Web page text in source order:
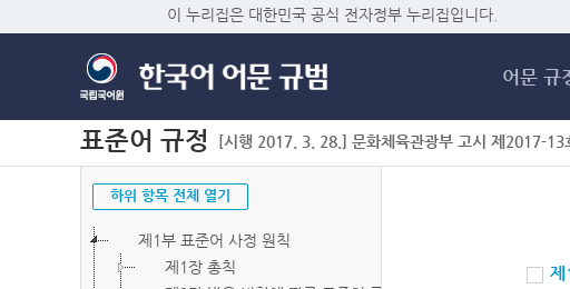
이 누리집은 대한민국 공식 전자정부 누리집입니다.
어문 규
표준어 규정 [시행 2017. 3. 28.] 문화체육관광부 고시 제2017-
하위 항목 전체 열기
제1부 표준어 사정 원칙
제1장 총칙
제